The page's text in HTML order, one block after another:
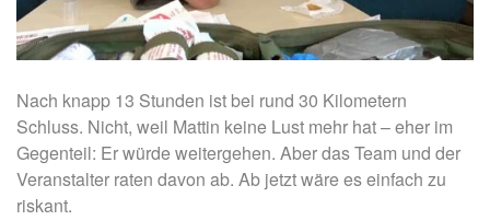
Nach knapp 13 Stunden ist bei rund 30 Kilometern
Schluss. Nicht, weil Mattin keine Lust mehr hat – eher im
Gegenteil: Er würde weitergehen. Aber das Team und der
Veranstalter raten davon ab. Ab jetzt wäre es einfach zu
riskant.